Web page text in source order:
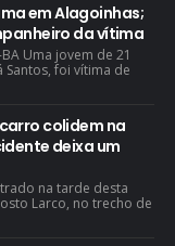
em Alagoinhas;
da vítima
Uma jovem de 21
foi vítima de
colidem na
deixa um
na tarde desta
Larco, no trecho de